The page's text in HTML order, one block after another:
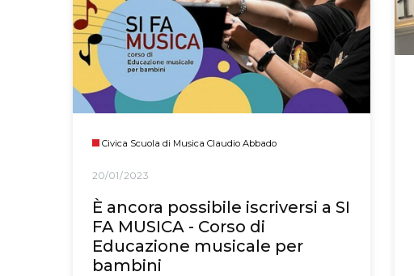
Civica Scuola di Musica Claudio Abbado
20/01/2023
È ancora possibile iscriversi a SI
FA MUSICA - Corso di
Educazione musicale per
bambini